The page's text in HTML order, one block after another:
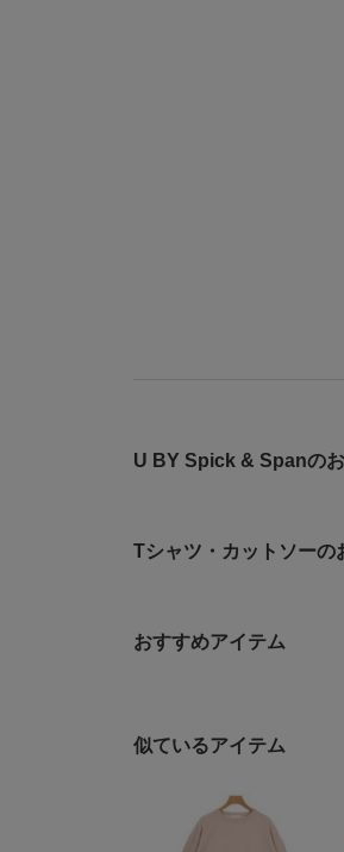
U BY Spick & Spanの
Tシャツ・カットソーの
おすすめアイテム